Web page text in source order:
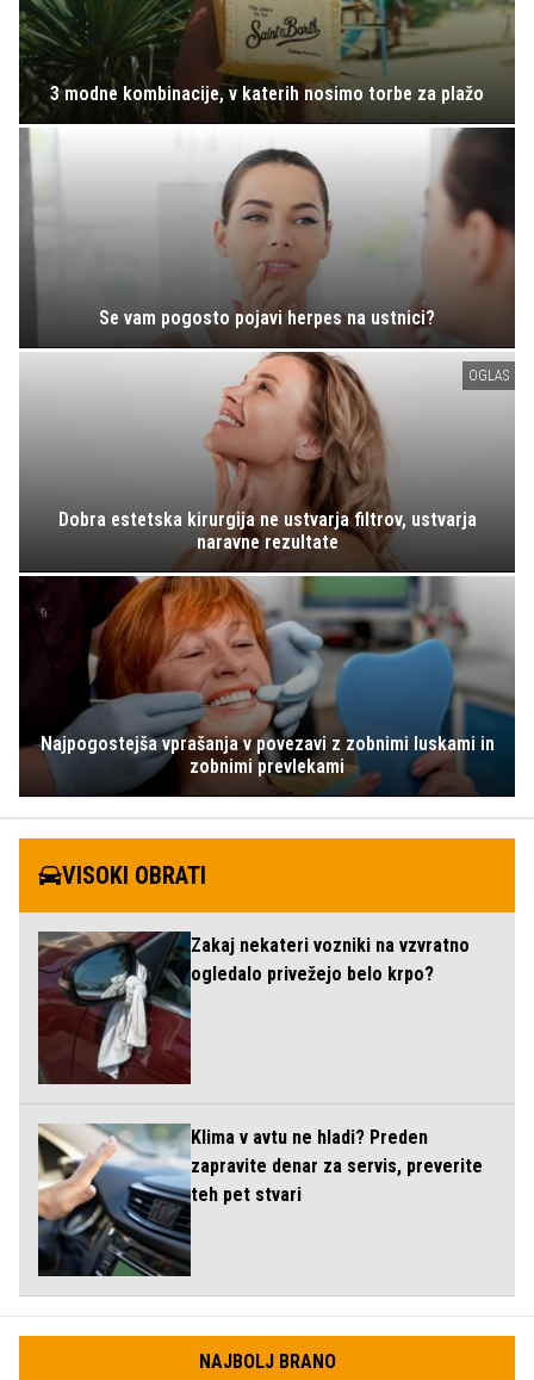
3 modne kombinacije, v katerih nosimo torbe za plažo
Se vam pogosto pojavi herpes na ustnici?
OGLAS
Dobra estetska kirurgija ne ustvarja filtrov, ustvarja
naravne rezultate
Najpogostejša vprašanja v povezavi z zobnimi luskami in
zobnimi prevlekami
VISOKI OBRATI
Zakaj nekateri vozniki na vzvratno
ogledalo privežejo belo krpo?
Klima v avtu ne hladi? Preden
zapravite denar za servis, preverite
teh pet stvari
NAJBOLJ BRANO